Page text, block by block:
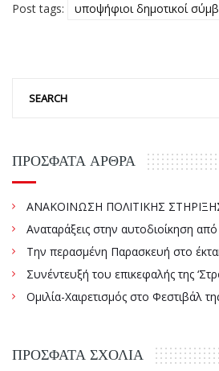
Post tags: υποψήφιοι δημοτικοί
ΠΡΌΣΦΑΤΑ ΆΡΘΡΑ
ΑΝΑΚΟΙΝΩΣΗ ΠΟΛΙΤΙΚΗΣ
Αναταράξεις στην αυτοδιοίκηση
Την περασμένη Παρασκευή στο
Συνέντευξή του επικεφαλής της
Ομιλία-Χαιρετισμός στο Φεστιβάλ
ΠΡΌΣΦΑΤΑ ΣΧΌΛΙΑ